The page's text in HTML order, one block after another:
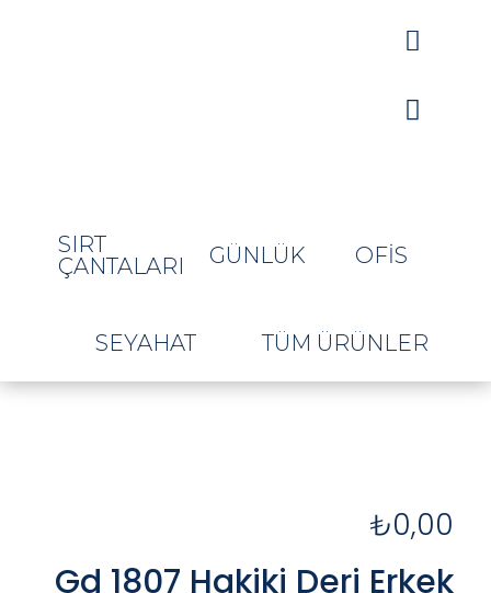


SIRT
ÇANTALARI
GÜNLÜK OFIS
SEYAHAT TÜM ÜRÜNLER
₺0,00
Gd 1807 Hakiki Deri Erkek